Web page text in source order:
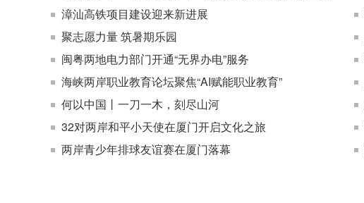
漳汕高铁项目建设迎来新进展
聚志愿力量 筑暑期乐园
闽粤两地电力部门开通“无界办电”服务
海峡两岸职业教育论坛聚焦“AI赋能职业教育”
何以中国丨一刀一木，刻尽山河
32对两岸和平小天使在厦门开启文化之旅
两岸青少年排球友谊赛在厦门落幕